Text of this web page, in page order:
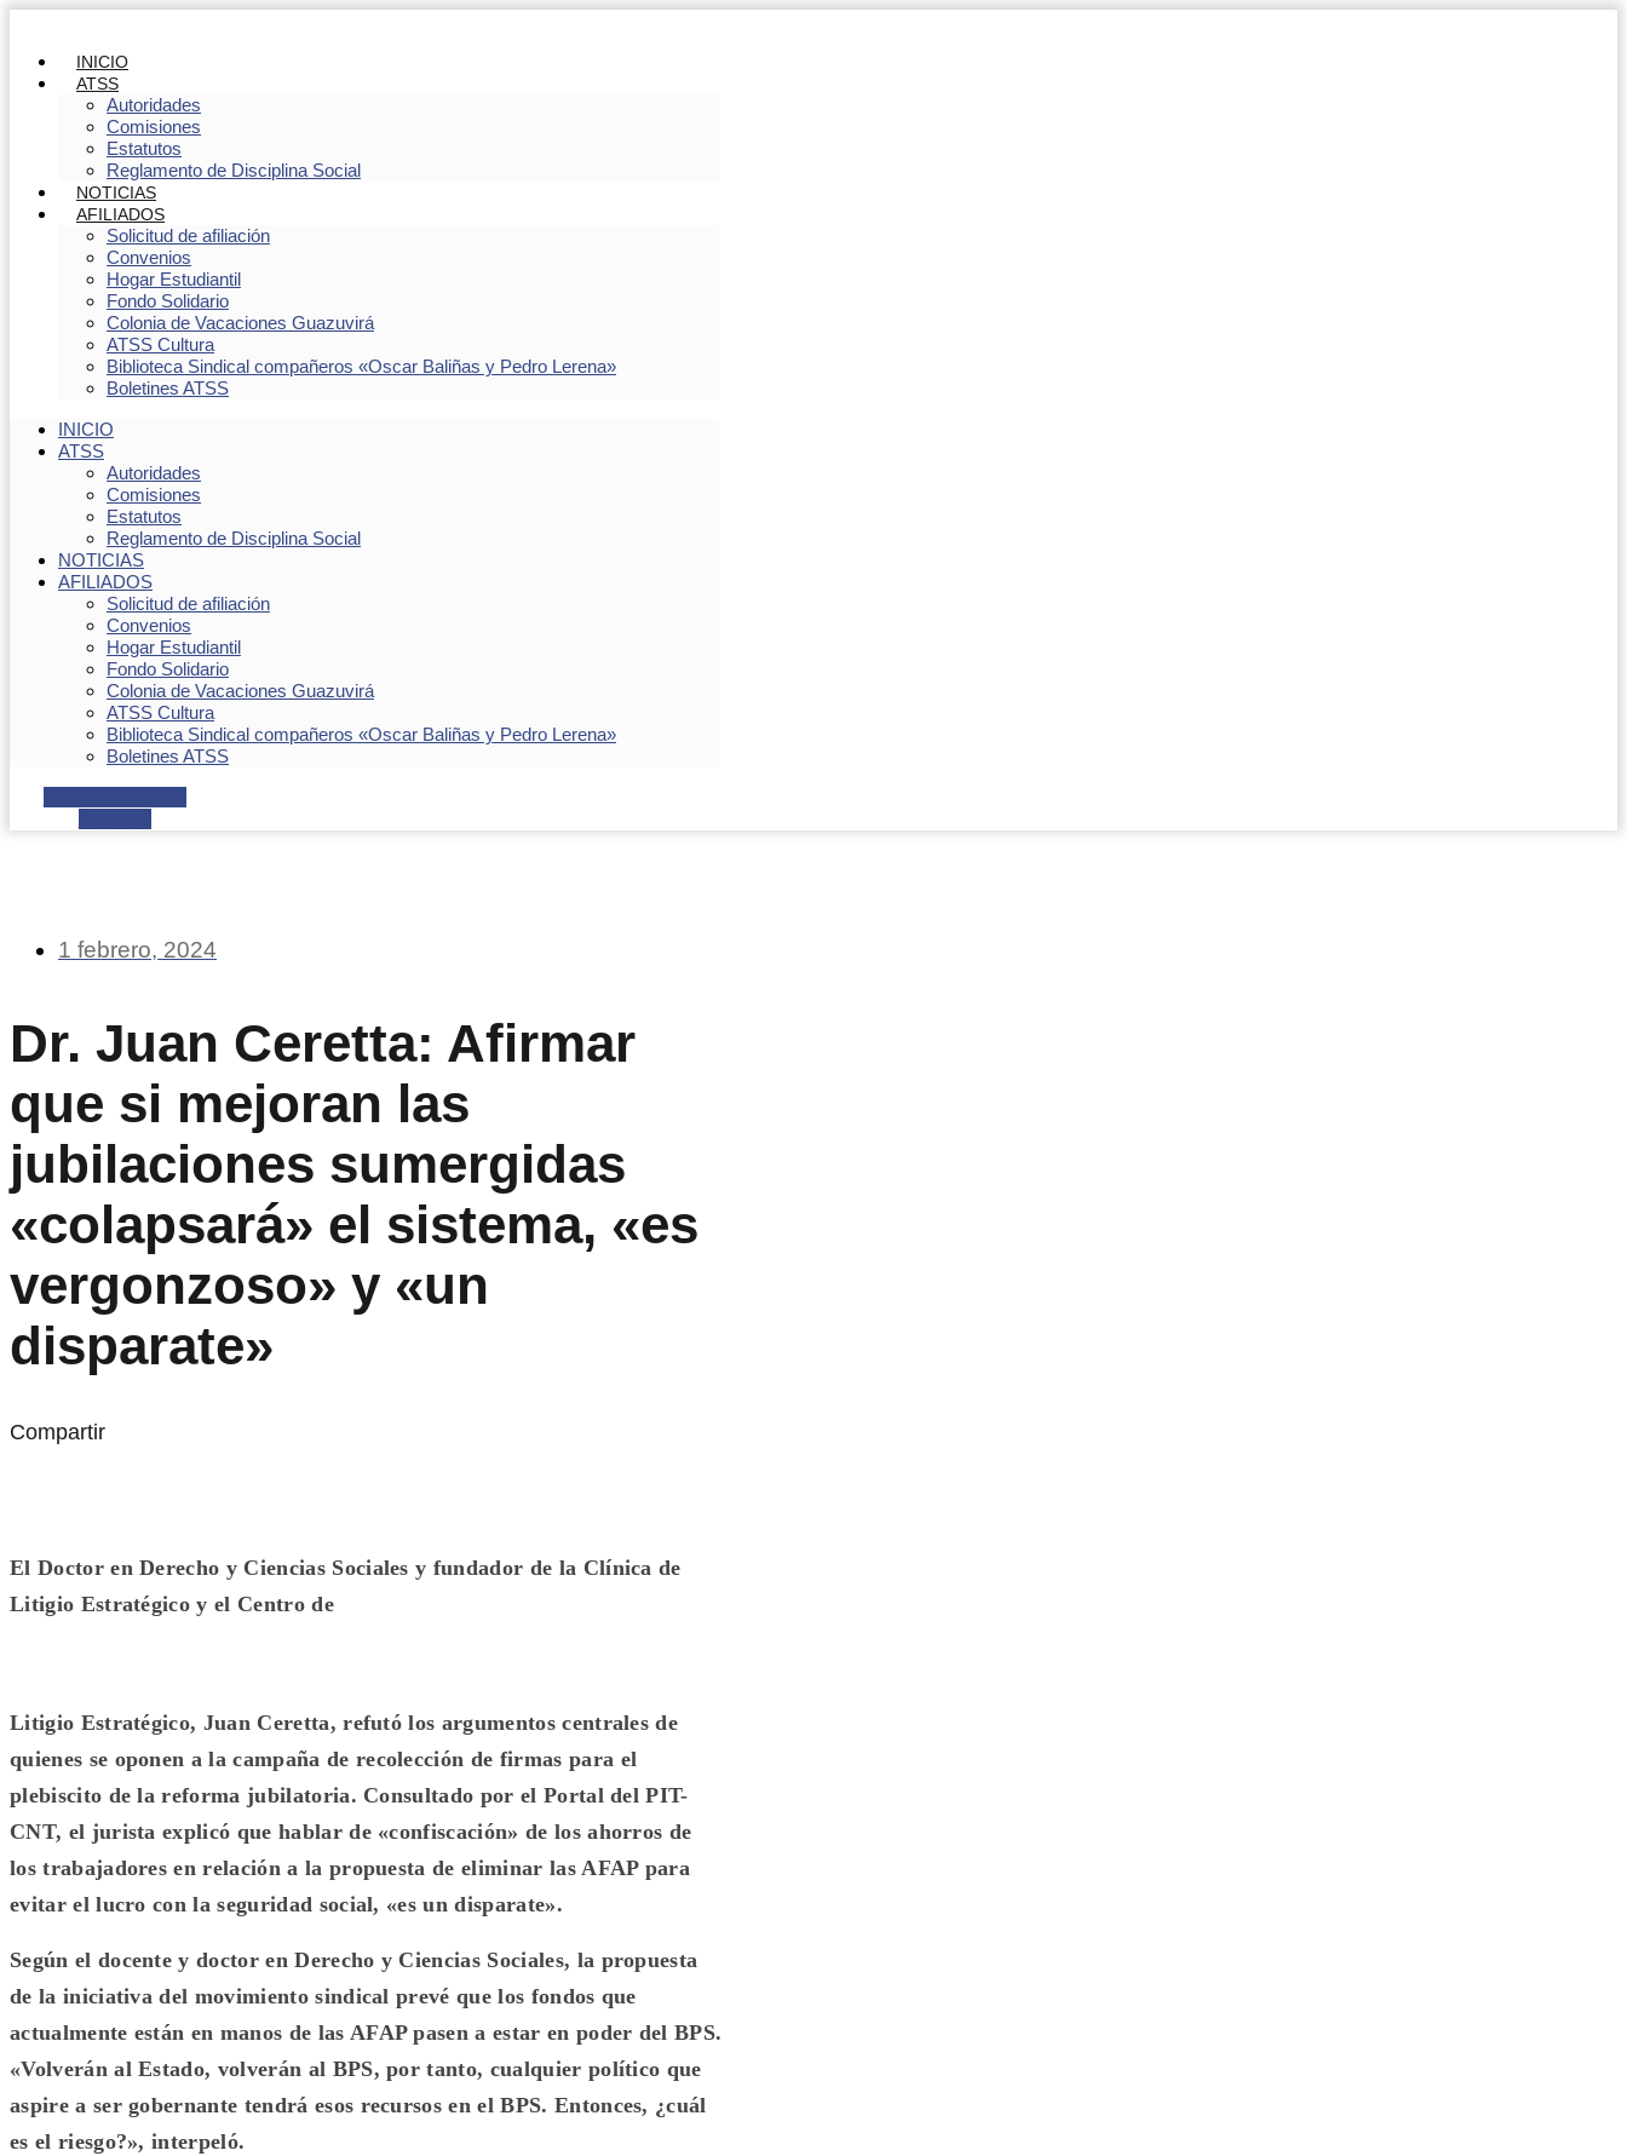
INICIO
ATSS
Autoridades
Comisiones
Estatutos
Reglamento de Disciplina Social
NOTICIAS
AFILIADOS
Solicitud de afiliación
Convenios
Hogar Estudiantil
Fondo Solidario
Colonia de Vacaciones Guazuvirá
ATSS Cultura
Biblioteca Sindical compañeros «Oscar Baliñas y Pedro Lerena»
Boletines ATSS
INICIO
ATSS
Autoridades
Comisiones
Estatutos
Reglamento de Disciplina Social
NOTICIAS
AFILIADOS
Solicitud de afiliación
Convenios
Hogar Estudiantil
Fondo Solidario
Colonia de Vacaciones Guazuvirá
ATSS Cultura
Biblioteca Sindical compañeros «Oscar Baliñas y Pedro Lerena»
Boletines ATSS
1 febrero, 2024
Dr. Juan Ceretta: Afirmar
que si mejoran las
jubilaciones sumergidas
«colapsará» el sistema, «es
vergonzoso» y «un
disparate»
Compartir
El Doctor en Derecho y Ciencias Sociales y fundador de la Clínica de
Litigio Estratégico y el Centro de
Litigio Estratégico, Juan Ceretta, refutó los argumentos centrales de
quienes se oponen a la campaña de recolección de firmas para el
plebiscito de la reforma jubilatoria. Consultado por el Portal del PIT-
CNT, el jurista explicó que hablar de «confiscación» de los ahorros de
los trabajadores en relación a la propuesta de eliminar las AFAP para
evitar el lucro con la seguridad social, «es un disparate».
Según el docente y doctor en Derecho y Ciencias Sociales, la propuesta
de la iniciativa del movimiento sindical prevé que los fondos que
actualmente están en manos de las AFAP pasen a estar en poder del BPS.
«Volverán al Estado, volverán al BPS, por tanto, cualquier político que
aspire a ser gobernante tendrá esos recursos en el BPS. Entonces, ¿cuál
es el riesgo?», interpeló.